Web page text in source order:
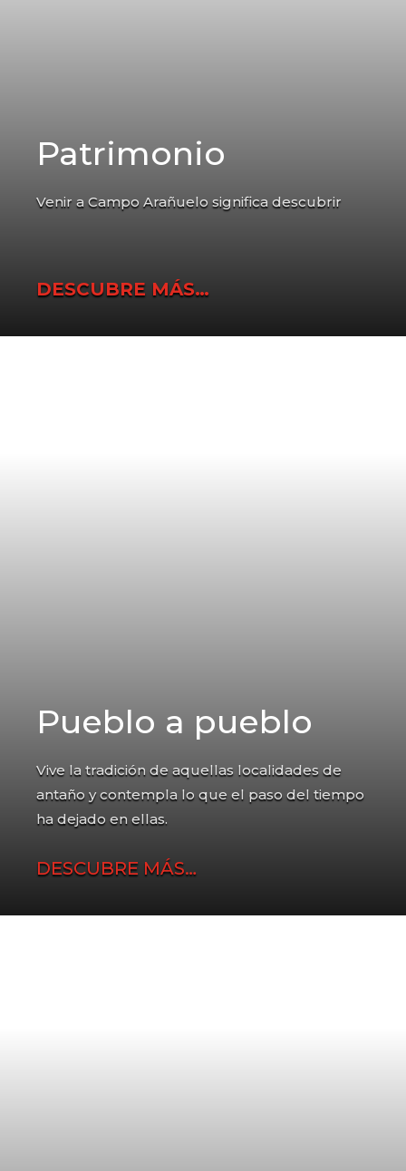
Patrimonio
Venir a Campo Arañuelo significa descubrir
DESCUBRE MÁS…
Pueblo a pueblo
Vive la tradición de aquellas localidades de
antaño y contempla lo que el paso del tiempo
ha dejado en ellas.
DESCUBRE MÁS…